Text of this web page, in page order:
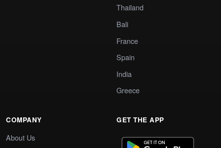
Thailand
Bali
France
Spain
India
Greece
COMPANY
About Us
GET THE APP